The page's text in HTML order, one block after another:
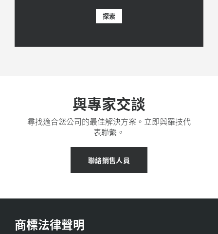
探索
與專家交談
尋找適合您公司的最佳解決方案。立即與羅技代
表聯繫。
聯絡銷售人員
商標法律聲明